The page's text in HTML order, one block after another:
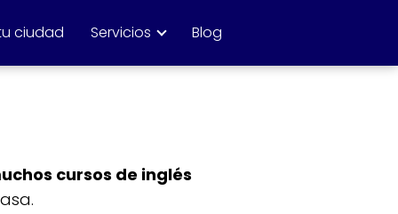
ciudad Servicios Blog
cursos de inglés